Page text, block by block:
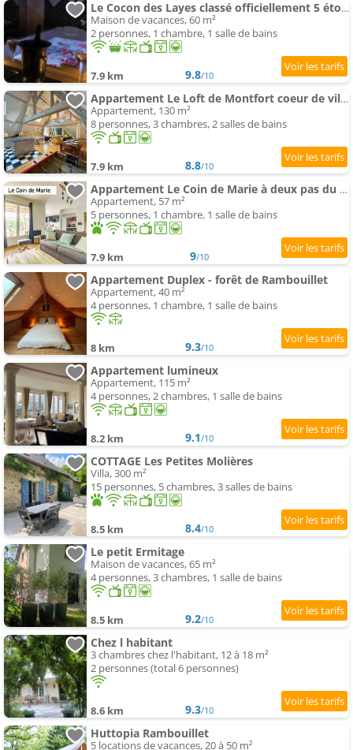
Le Cocon des Layes classé officiellement 5 étoiles
Maison de vacances, 60 m²
2 personnes, 1 chambre, 1 salle de bains
7.9 km 9.8/10
Appartement Le Loft de Montfort coeur de ville
Appartement, 130 m²
8 personnes, 3 chambres, 2 salles de bains
7.9 km 8.8/10
Appartement Le Coin de Marie à deux pas du centre ville
Appartement, 57 m²
5 personnes, 1 chambre, 1 salle de bains
7.9 km 9/10
Appartement Duplex - forêt de Rambouillet
Appartement, 40 m²
4 personnes, 1 chambre, 1 salle de bains
8 km 9.3/10
Appartement lumineux
Appartement, 115 m²
4 personnes, 2 chambres, 1 salle de bains
8.2 km 9.1/10
COTTAGE Les Petites Molières
Villa, 300 m²
15 personnes, 5 chambres, 3 salles de bains
8.5 km 8.4/10
Le petit Ermitage
Maison de vacances, 65 m²
4 personnes, 3 chambres, 1 salle de bains
8.5 km 9.2/10
Chez l habitant
3 chambres chez l'habitant, 12 à 18 m²
2 personnes (total 6 personnes)
8.6 km 9.3/10
Huttopia Rambouillet
5 locations de vacances, 20 à 50 m²